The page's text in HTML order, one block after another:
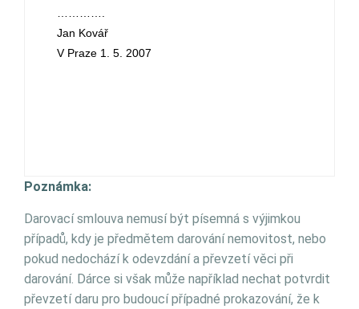
Jan Kovář
V Praze 1. 5. 2007
Poznámka:
Darovací smlouva nemusí být písemná s výjimkou
případů, kdy je předmětem darování nemovitost, nebo
pokud nedochází k odevzdání a převzetí věci při
darování. Dárce si však může například nechat potvrdit
převzetí daru pro budoucí případné prokazování, že k